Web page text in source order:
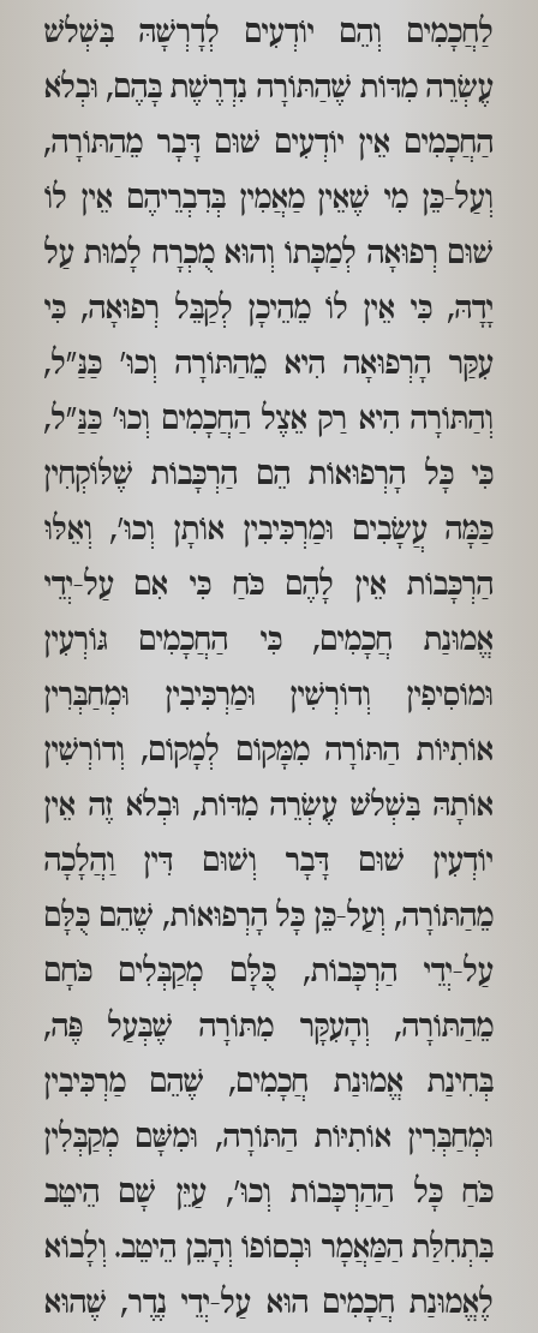
לַחֲכָמִים וְהֵם יוֹדְעִים לְדָרְשָׁהּ בִּשְׁלֹשׁ
עֶשְׂרֵה מִדּוֹת שֶׁהַתּוֹרָה נִדְרֶשֶׁת בָּהֶם, וּבְלֹא
הַחֲכָמִים אֵין יוֹדְעִים שׁוּם דָּבָר מֵהַתּוֹרָה,
וְעַל-כֵּן מִי שֶׁאֵין מַאֲמִין בְּדִבְרֵיהֶם אֵין לוֹ
שׁוּם רְפוּאָה לְמַכָּתוֹ וְהוּא מֻכְרָח לָמוּת עַל
יָדָהּ, כִּי אֵין לוֹ מֵהֵיכָן לְקַבֵּל רְפוּאָה, כִּי
עִקַּר הָרְפוּאָה הִיא מֵהַתּוֹרָה וְכוּ' כַּנַּ"ל,
וְהַתּוֹרָה הִיא רַק אֵצֶל הַחֲכָמִים וְכוּ' כַּנַּ"ל,
כִּי כָּל הָרְפוּאוֹת הֵם הַרְכָּבוֹת שֶׁלּוֹקְחִין
כַּמָּה עֲשָׂבִים וּמַרְכִּיבִין אוֹתָן וְכוּ', וְאֵלּוּ
הַרְכָּבוֹת אֵין לָהֶם כֹּחַ כִּי אִם עַל-יְדֵי
אֱמוּנַת חֲכָמִים, כִּי הַחֲכָמִים גּוֹרְעִין
וּמוֹסִיפִין וְדוֹרְשִׁין וּמַרְכִּיבִין וּמְחַבְּרִין
אוֹתִיּוֹת הַתּוֹרָה מִמָּקוֹם לְמָקוֹם, וְדוֹרְשִׁין
אוֹתָהּ בִּשְׁלֹשׁ עֶשְׂרֵה מִדּוֹת, וּבְלֹא זֶה אֵין
יוֹדְעִין שׁוּם דָּבָר וְשׁוּם דִּין וַהֲלָכָה
מֵהַתּוֹרָה, וְעַל-כֵּן כָּל הָרְפוּאוֹת, שֶׁהֵם כֻּלָּם
עַל-יְדֵי הַרְכָּבוֹת, כֻּלָּם מְקַבְּלִים כֹּחָם
מֵהַתּוֹרָה, וְהָעִקָּר מִתּוֹרָה שֶׁבְּעַל פֶּה,
בְּחִינַת אֱמוּנַת חֲכָמִים, שֶׁהֵם מַרְכִּיבִין
וּמְחַבְּרִין אוֹתִיּוֹת הַתּוֹרָה, וּמִשָּׁם מְקַבְּלִין
כֹּחַ כָּל הַהַרְכָּבוֹת וְכוּ', עַיֵּן שָׁם הֵיטֵב
בִּתְחִלַּת הַמַּאֲמָר וּבְסוֹפוֹ וְהָבֵן הֵיטֵב. וְלָבוֹא
לֶאֱמוּנַת חֲכָמִים הוּא עַל-יְדֵי נֶדֶר, שֶׁהוּא